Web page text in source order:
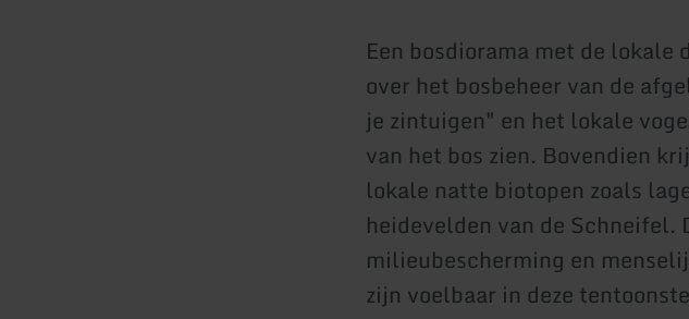
Een bosdiorama met de
over het bosbeheer van de
je zintuigen" en het lokale
van het bos zien. Bovendien
lokale natte biotopen zoals
heidevelden van de
milieubescherming en
zijn voelbaar in deze